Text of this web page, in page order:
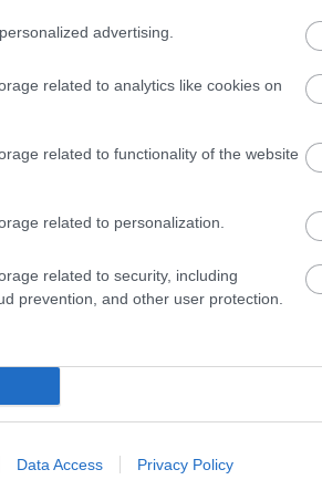
advertising.
related to analytics like cookies on
related to functionality of the website
related to personalization.
related to security, including
prevention, and other user protection.
Data Access Privacy Policy
forduló! (X)